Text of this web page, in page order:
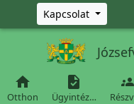
Ugrás a fő tartalomra
Kapcsolat

Otthon

Ügyintéz…